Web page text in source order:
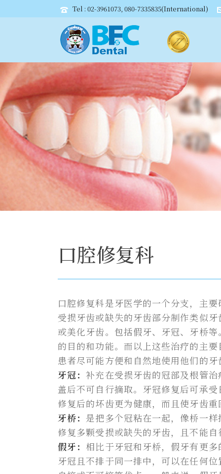
Tel : 02-3961073, 080-7335835(International)
口腔修复科
口腔修复科是牙医学的一个分支，主
受损牙齿或缺失的牙齿部分制作类似
或美化牙齿。包括假牙、牙冠、牙桥
的目的和功能。而以上这些治疗的主
患者尽可能方便和自然地使用他们的牙
牙冠：补充在受损牙齿的冠部及根管
盖后不可自行摘取。牙冠修复后可承
修复后的坏齿更为健康，而且使牙齿
牙桥：是把多个冠粘在一起，像桥一
修复多颗受损或缺失的牙齿，且不能
假牙：相比于牙冠和牙桥，假牙有更
牙冠且不排于同一排中，可以在任何